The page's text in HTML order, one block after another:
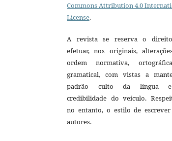
Commons Attribution 4.0
License.
A revista se reserva o
efetuar, nos originais,
ordem normativa,
gramatical, com vistas a
padrão culto da língua
credibilidade do veículo.
no entanto, o estilo de
autores.